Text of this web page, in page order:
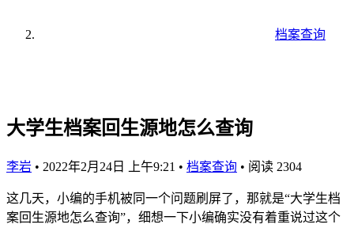
档案查询
大学生档案回生源地怎么查询
李岩 • 2022年2月24日 上午9:21 • 档案查询 • 阅读 2304
这几天，小编的手机被同一个问题刷屏了，那就是“大学生档
案回生源地怎么查询”，细想一下小编确实没有着重说过这个